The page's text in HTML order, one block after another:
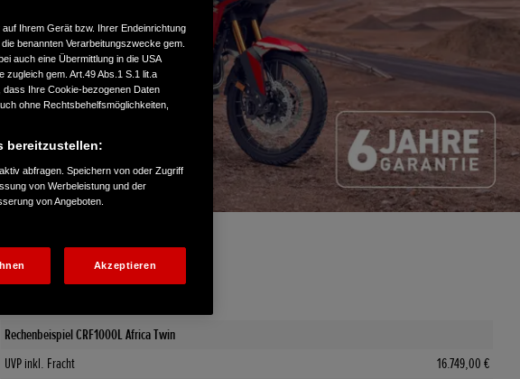
Rechenbeispiel CRF1000L Africa Twin
UVP inkl. Fracht
16.749,00 €
Ihrem Gerät bzw. Ihrer Endeinrichtung
benannten Verarbeitungszwecke gem.
auch eine Übermittlung in die USA
gem. Art.49 Abs.1 S.1 lit.a
Ihre Cookie-bezogenen Daten
ohne Rechtsbehelfsmöglichkeiten,
bereitzustellen:
abfragen. Speichern von oder Zugriff
von Werbeleistung und der
von Angeboten.
Akzeptieren